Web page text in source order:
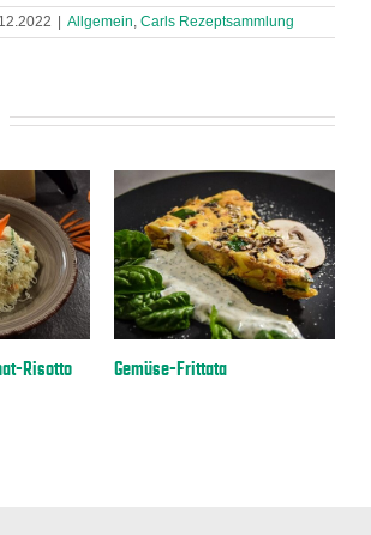
| Allgemein, Carls Rezeptsammlung
Risotto Gemüse-Frittata